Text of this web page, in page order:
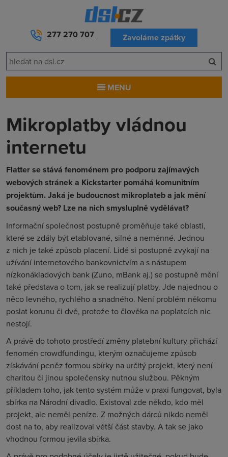
277 270 707 Zavoláme zpátky
MENU
Mikroplatby vládnou
internetu
Flatter se stává fenoménem pro podporu zajímavých
webových stránek a Kickstarter pomáhá komunitním
projektům. Jaká je budoucnost mikroplateb a jak mění
současný web? Lze na nich smysluplně vydělávat?
Informační společnost postupně proměňuje také oblasti,
které se zdály být etablované, silné a neměnné. Jednou
z nich je také způsob placení. Lidé si postupně zvykají na
užívání internetového bankovnictvím a s nástupem
nízkonákladových bank (Zuno, mBank aj.) se postupně mění
také představa o tom, jak se realizují platby. Jde najednou o
něco levného, rychlého a snadného. Není problém někomu
poslat korunu či dvě, protože to člověka na poplatcích nic
nestojí.
A právě do tohoto prostředí změny platební kultury přichází
fenomén crowdfundingu, kterým označujeme způsob
získávání peněz formou sbírky na určitý projekt, který není
charitou či jinou společensky nutnou službou. Pěkným
příkladem toho, jak tento systém může v praxi fungovat, byla
sbírka na Národní divadlo. Existoval zde někdo, kdo měl
projekt, ale neměl peníze. Z možných dárců nikdo neměl
dost na to, aby realizoval větší část stavby. A tak se jako
vhodnou formou jevila sbírka.